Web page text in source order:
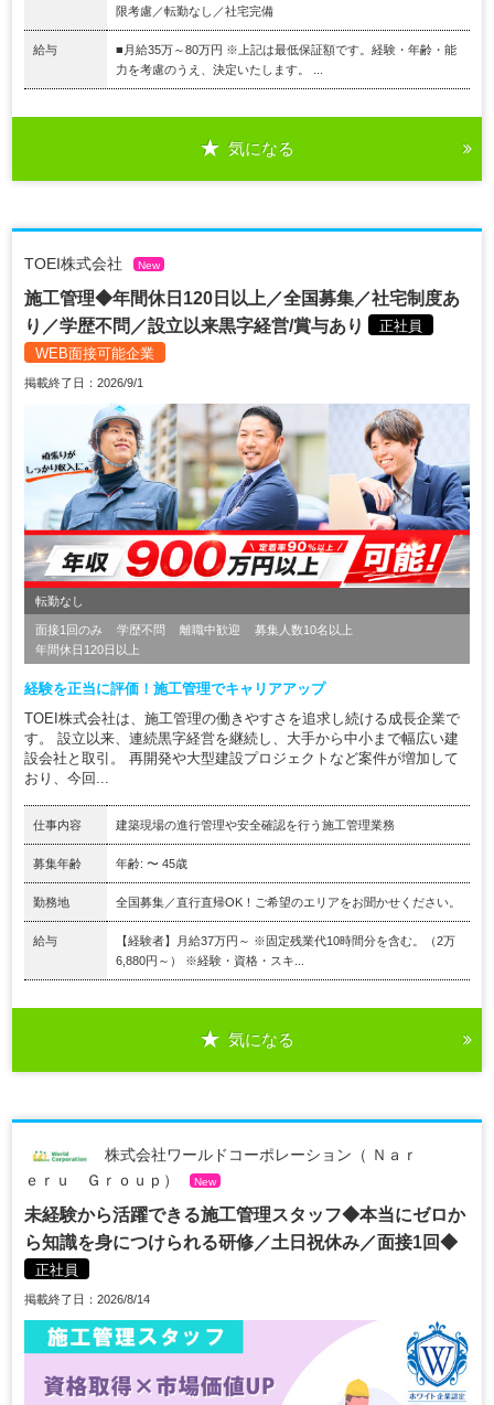
限考慮／転勤なし／社宅完備
給与
■月給35万～80万円 ※上記は最低保証額です。経験・年齢・能
力を考慮のうえ、決定いたします。 ...
気になる
TOEI株式会社 New
施工管理◆年間休日120日以上／全国募集／社宅制度あ
り／学歴不問／設立以来黒字経営/賞与あり
正社員
WEB面接可能企業
掲載終了日：2026/9/1
転勤なし
面接1回のみ 学歴不問 離職中歓迎
募集人数10名以上
年間休日120日以上
経験を正当に評価！施工管理でキャリアアップ
TOEI株式会社は、施工管理の働きやすさを追求し続ける成長企業で
す。 設立以来、連続黒字経営を継続し、大手から中小まで幅広い建
設会社と取引。 再開発や大型建設プロジェクトなど案件が増加して
おり、今回...
仕事内容 建築現場の進行管理や安全確認を行う施工管理業務
募集年齢 年齢: 〜 45歳
勤務地 全国募集／直行直帰OK！ご希望のエリアをお聞かせください。
給与
【経験者】月給37万円～ ※固定残業代10時間分を含む。（2万
6,880円～） ※経験・資格・スキ...
気になる
株式会社ワールドコーポレーション（ Ｎａｒ
ｅｒｕ Ｇｒｏｕｐ）
New
未経験から活躍できる施工管理スタッフ◆本当にゼロか
ら知識を身につけられる研修／土日祝休み／面接1回◆
正社員
掲載終了日：2026/8/14